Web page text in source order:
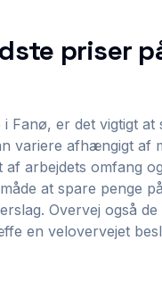
priser
er det vigtigt at
variere afhængigt af
arbejdets omfang
at spare penge
Overvej også
en velovervejet